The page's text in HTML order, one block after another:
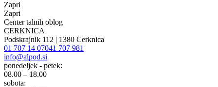
Zapri
Zapri
Center talnih oblog
CERKNICA
Podskrajnik 112 | 1380 Cerknica
01 707 14 07041 707 981
info@alpod.si
ponedeljek - petek:
08.00 – 18.00
sobota: